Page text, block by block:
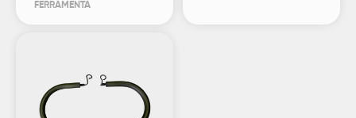
FERRAMENTA